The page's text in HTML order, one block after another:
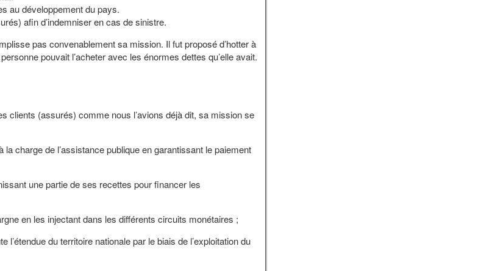
au développement du pays.
afin d’indemniser en cas de sinistre.
pas convenablement sa mission. Il fut proposé d’hotter à
pouvait l’acheter avec les énormes dettes qu’elle avait.
clients (assurés) comme nous l’avions déjà dit, sa mission se
charge de l’assistance publique en garantissant le paiement
une partie de ses recettes pour financer les
en les injectant dans les différents circuits monétaires ;
du territoire nationale par le biais de l’exploitation du